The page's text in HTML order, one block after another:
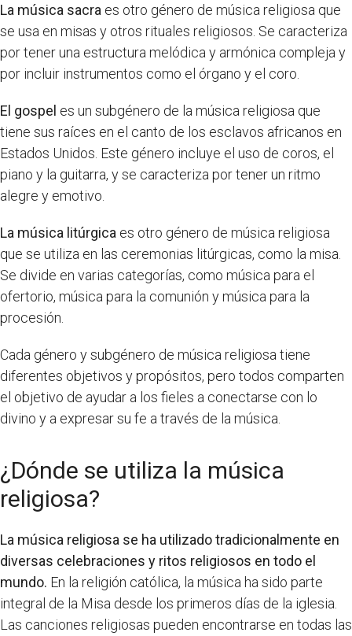
La música sacra es otro género de música religiosa que
se usa en misas y otros rituales religiosos. Se caracteriza
por tener una estructura melódica y armónica compleja y
por incluir instrumentos como el órgano y el coro.
El gospel es un subgénero de la música religiosa que
tiene sus raíces en el canto de los esclavos africanos en
Estados Unidos. Este género incluye el uso de coros, el
piano y la guitarra, y se caracteriza por tener un ritmo
alegre y emotivo.
La música litúrgica es otro género de música religiosa
que se utiliza en las ceremonias litúrgicas, como la misa.
Se divide en varias categorías, como música para el
ofertorio, música para la comunión y música para la
procesión.
Cada género y subgénero de música religiosa tiene
diferentes objetivos y propósitos, pero todos comparten
el objetivo de ayudar a los fieles a conectarse con lo
divino y a expresar su fe a través de la música.
¿Dónde se utiliza la música
religiosa?
La música religiosa se ha utilizado tradicionalmente en
diversas celebraciones y ritos religiosos en todo el
mundo. En la religión católica, la música ha sido parte
integral de la Misa desde los primeros días de la iglesia.
Las canciones religiosas pueden encontrarse en todas las